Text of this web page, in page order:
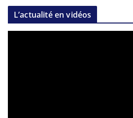
L’actualité en vidéos